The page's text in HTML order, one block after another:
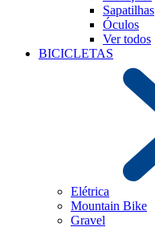
Sapatilhas
Óculos
Ver todos
BICICLETAS
Elétrica
Mountain Bike
Gravel